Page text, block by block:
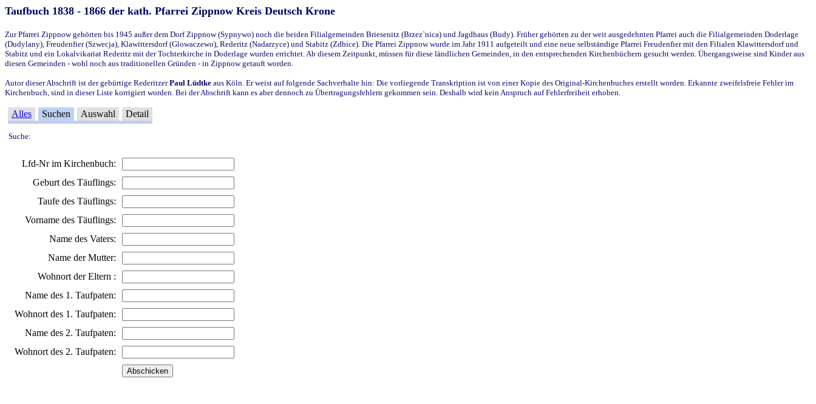
Taufbuch 1838 - 1866 der kath. Pfarrei Zippnow Kreis Deutsch Krone
Zur Pfarrei Zippnow gehörten bis 1945 außer dem Dorf Zippnow (Sypnywo) noch die beiden Filialgemeinden Briesenitz (Brzez`nica) und Jagdhaus (Budy). Früher gehörten zu der weit ausgedehnten Pfarrei auch die Filialgemeinden Doderlage
(Dudylany), Freudenfier (Szwecja), Klawittersdorf (Glowaczewo), Rederitz (Nadarzyce) und Stabitz (Zdbice). Die Pfarrei Zippnow wurde im Jahr 1911 aufgeteilt und eine neue selbständige Pfarrei Freudenfier mit den Filialen Klawittersdorf und
Stabitz und ein Lokalvikariat Rederitz mit der Tochterkirche in Doderlage wurden errichtet. Ab diesem Zeitpunkt, müssen für diese ländlichen Gemeinden, in den entsprechenden Kirchenbüchern gesucht werden. Übergangsweise sind Kinder aus
diesen Gemeinden - wohl noch aus traditionellen Gründen - in Zippnow getauft worden.
Autor dieser Abschrift ist der gebürtige RederitzerPaul Lüdtke aus Köln. Er weist auf folgende Sachverhalte hin: Die vorliegende Transkription ist von einer Kopie des Original-Kirchenbuches erstellt worden. Erkannte zweifelsfreie Fehler im
Kirchenbuch, sind in dieser Liste korrigiert worden. Bei der Abschrift kann es aber dennoch zu Übertragungsfehlern gekommen sein. Deshalb wird kein Anspruch auf Fehlerfreiheit erhoben.
Alles Suchen Auswahl Detail
Suche:
Lfd-Nr im Kirchenbuch:
Geburt des Täuflings:
Taufe des Täuflings:
Vorname des Täuflings:
Name des Vaters:
Name der Mutter:
Wohnort der Eltern :
Name des 1. Taufpaten:
Wohnort des 1. Taufpaten:
Name des 2. Taufpaten:
Wohnort des 2. Taufpaten: